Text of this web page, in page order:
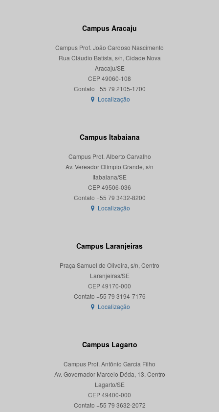
Campus Aracaju
Campus Prof. João Cardoso Nascimento
Rua Cláudio Batista, s/n, Cidade Nova
Aracaju/SE
CEP 49060-108
Localização
Campus Itabaiana
Campus Prof. Alberto Carvalho
Av. Vereador Olímpio Grande, s/n
Itabaiana/SE
CEP 49506-036
Localização
Campus Laranjeiras
Praça Samuel de Oliveira, s/n, Centro
Laranjeiras/SE
CEP 49170-000
Localização
Campus Lagarto
Campus Prof. Antônio Garcia Filho
Av. Governador Marcelo Déda, 13, Centro
Lagarto/SE
CEP 49400-000